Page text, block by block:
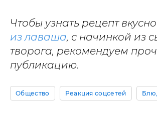
Чтобы узнать рецепт
из лаваша, с начинкой из
творога, рекомендуем
публикацию.
Общество Реакция соцсетей